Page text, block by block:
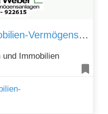
Manuela Weber Immobilien-Vermögensanlagen
und Immobilien